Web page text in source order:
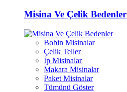
Misina Ve Çelik Bedenler
Bobin Misinalar
Çelik Teller
İp Misinalar
Makara Misinalar
Paket Misinalar
Tümünü Göster